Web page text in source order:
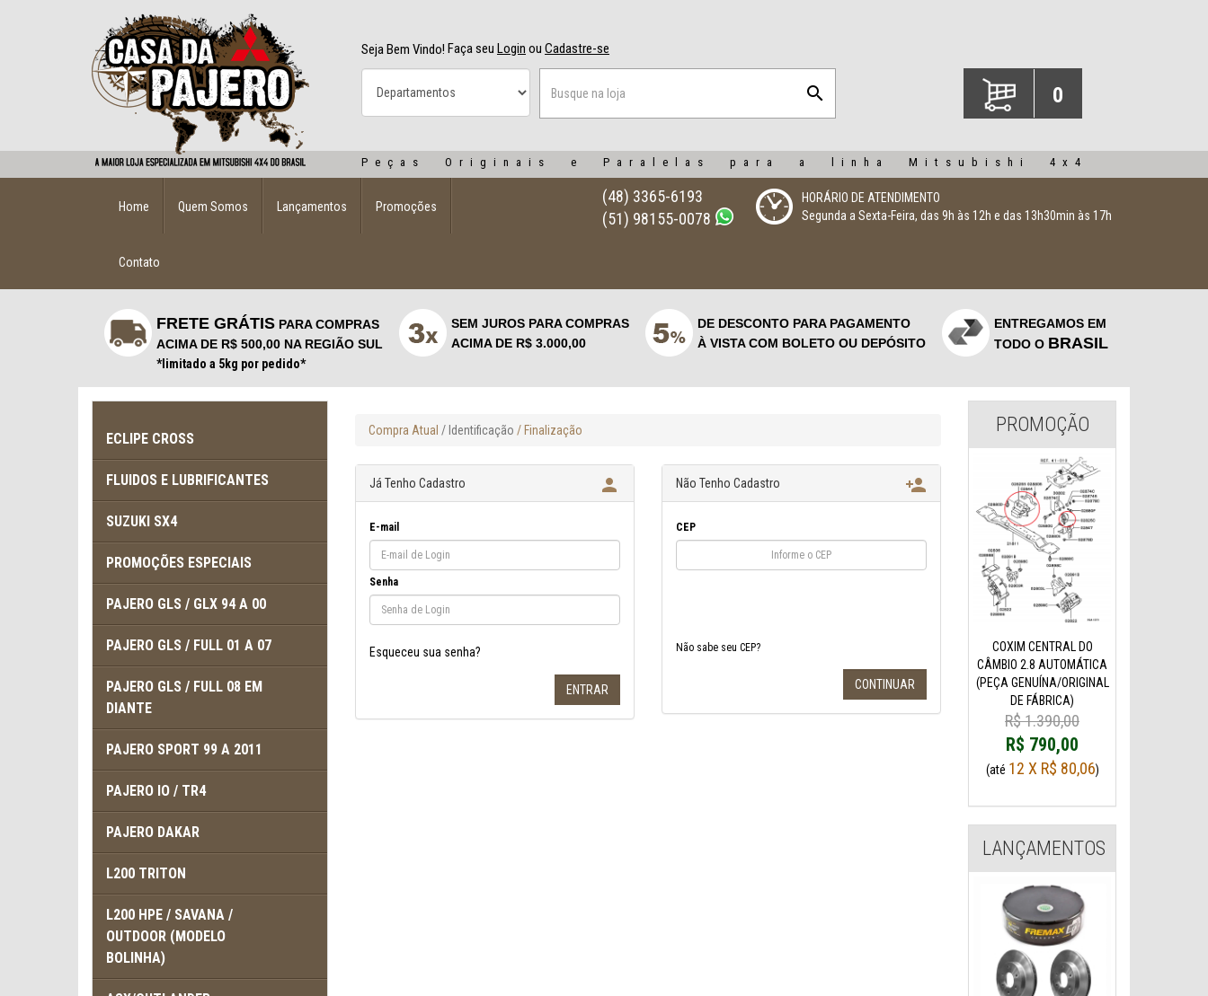
Seja Bem Vindo! Faça seu Login ou Cadastre-se
search 0
Peças Originais e Paralelas para a linha Mitsubishi 4x4
Home Quem Somos Lançamentos Promoções
Contato
(48) 3365-6193
(51) 98155-0078
HORÁRIO DE ATENDIMENTO
Segunda a Sexta-Feira, das 9h às 12h e das 13h30min às 17h
FRETE GRÁTIS PARA COMPRAS
ACIMA DE R$ 500,00 NA REGIÃO SUL
*limitado a 5kg por pedido*
SEM JUROS PARA COMPRAS
ACIMA DE R$ 3.000,00
DE DESCONTO PARA PAGAMENTO
À VISTA COM BOLETO OU DEPÓSITO
ENTREGAMOS EM
TODO O BRASIL
ECLIPE CROSS
FLUIDOS E LUBRIFICANTES
SUZUKI SX4
PROMOÇÕES ESPECIAIS
PAJERO GLS / GLX 94 A 00
PAJERO GLS / FULL 01 A 07
PAJERO GLS / FULL 08 EM
DIANTE
PAJERO SPORT 99 A 2011
PAJERO IO / TR4
PAJERO DAKAR
L200 TRITON
L200 HPE / SAVANA /
OUTDOOR (MODELO
BOLINHA)
Compra Atual / Identificação / Finalização
Já Tenho Cadastro 
E-mail
Senha
Esqueceu sua senha?
Não Tenho Cadastro 
CEP
Não sabe seu CEP?
PROMOÇÃO
COXIM CENTRAL DO
CÂMBIO 2.8 AUTOMÁTICA
(PEÇA GENUÍNA/ORIGINAL
DE FÁBRICA)
R$ 1.390,00
R$ 790,00
(até 12 X R$ 80,06)
LANÇAMENTOS